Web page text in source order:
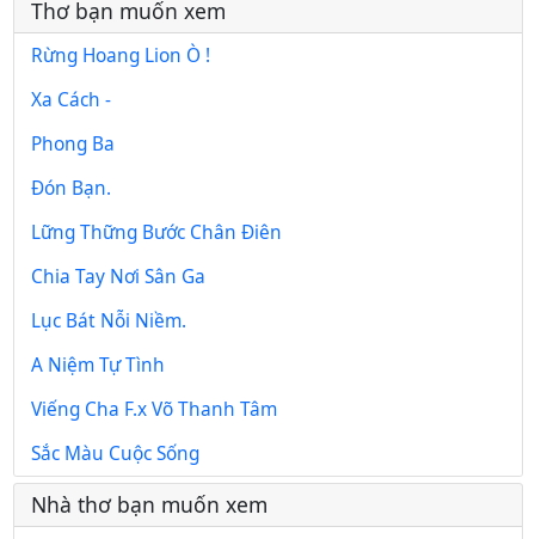
Thơ bạn muốn xem
Rừng Hoang Lion Ò !
Xa Cách -
Phong Ba
Đón Bạn.
Lững Thững Bước Chân Điên
Chia Tay Nơi Sân Ga
Lục Bát Nỗi Niềm.
A Niệm Tự Tình
Viếng Cha F.x Võ Thanh Tâm
Sắc Màu Cuộc Sống
Nhà thơ bạn muốn xem